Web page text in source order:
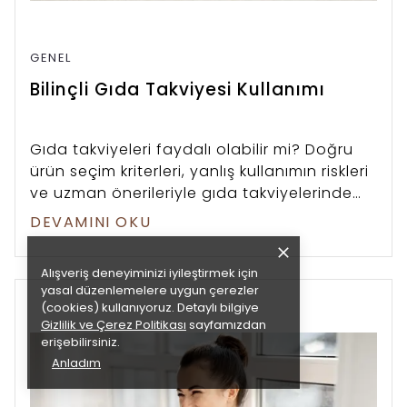
Alışveriş deneyiminizi iyileştirmek için
yasal düzenlemelere uygun çerezler
(cookies) kullanıyoruz. Detaylı bilgiye
Gizlilik ve Çerez Politikası sayfamızdan
erişebilirsiniz.
Anladım
GENEL
Bilinçli Gıda Takviyesi Kullanımı
Gıda takviyeleri faydalı olabilir mi? Doğru
ürün seçim kriterleri, yanlış kullanımın riskleri
ve uzman önerileriyle gıda takviyelerinde
bilinçli tercihler yapın.
DEVAMINI OKU